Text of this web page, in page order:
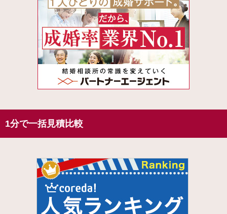
1分で一括見積比較